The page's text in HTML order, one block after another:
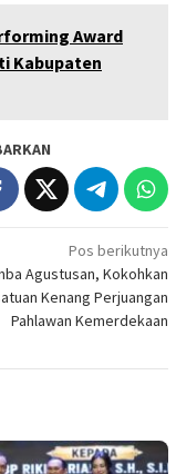
Award
Kabupaten
Pos berikutnya
Agustusan, Kokohkan
Kenang Perjuangan
Pahlawan Kemerdekaan